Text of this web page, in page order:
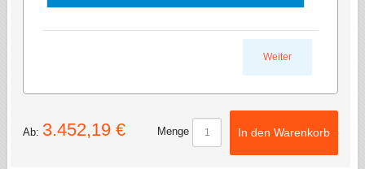
Weiter
Ab: 3.452,19 € Menge In den Warenkorb